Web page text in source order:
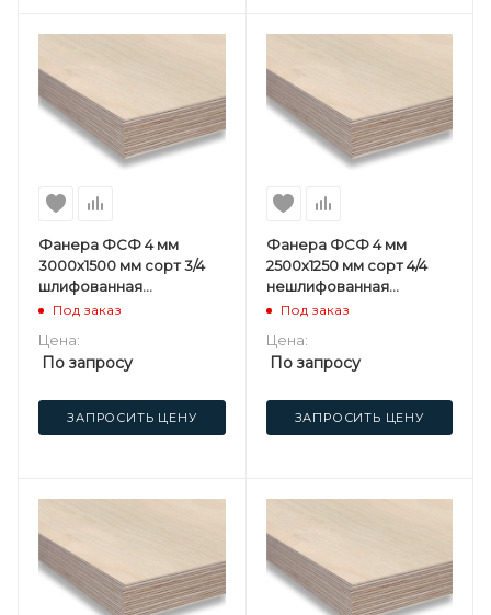
Фанера ФСФ 4 мм
3000х1500 мм сорт 3/4
шлифованная
березовая
Под заказ
Цена:
По запросу
ЗАПРОСИТЬ ЦЕНУ
Фанера ФСФ 4 мм
2500х1250 мм сорт 4/4
нешлифованная
березовая
Под заказ
Цена:
По запросу
ЗАПРОСИТЬ ЦЕНУ